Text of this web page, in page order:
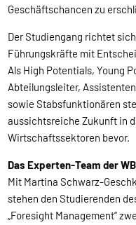
Geschäftschancen zu
Der Studiengang richtet
Führungskräfte mit
Als High Potentials, Young
Abteilungsleiter,
sowie Stabsfunktionären
aussichtsreiche Zukunft in
Wirtschaftssektoren bevor.
Das Experten-Team der
Mit Martina Schwarz-
stehen den Studierenden
„Foresight Management“